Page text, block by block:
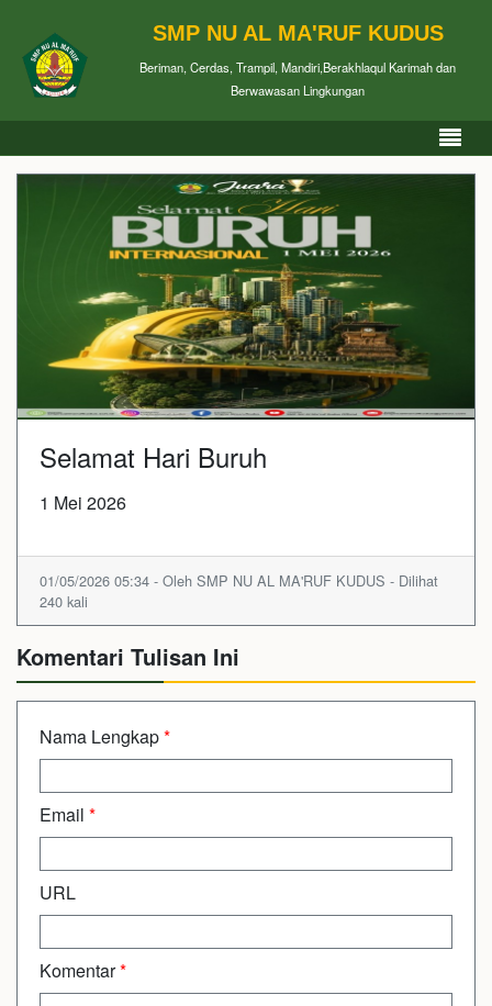
SMP NU AL MA'RUF KUDUS
Beriman, Cerdas, Trampil, Mandiri,Berakhlaqul Karimah dan
Berwawasan Lingkungan
Selamat Hari Buruh
1 Mei 2026
01/05/2026 05:34 - Oleh SMP NU AL MA'RUF KUDUS - Dilihat
240 kali
Komentari Tulisan Ini
Nama Lengkap*
Email *
URL
Komentar*